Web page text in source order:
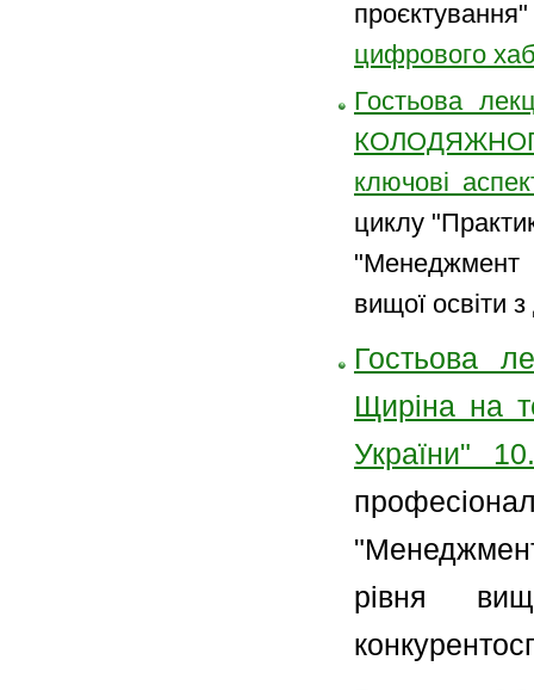
цифрового
Гостьова
КОЛОДЯЖНОГО
ключові
циклу
"Менеджмент
вищої освіти
Гостьова
Щиріна на
України"
"Менеджмент
рівня